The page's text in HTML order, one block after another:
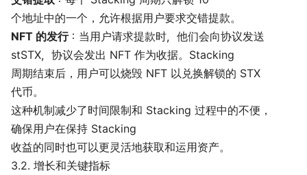
个地址中的一个，允许根据用户要求交错提款。
NFT 的发行：当用户请求提款时，他们会向协议发送
stSTX，协议会发出 NFT 作为收据。Stacking
周期结束后，用户可以烧毁 NFT 以兑换解锁的 STX
代币。
这种机制减少了时间限制和 Stacking 过程中的不便，
确保用户在保持 Stacking
收益的同时也可以更灵活地获取和运用资产。
3.2. 增长和关键指标